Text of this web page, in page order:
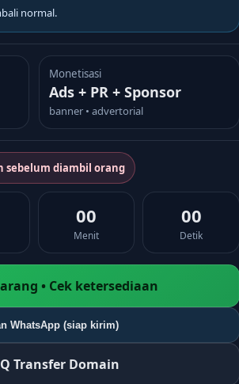
normal.
Monetisasi
Ads + PR + Sponsor
banner • advertorial
sebelum diambil orang
00
Menit
00
Detik
• Cek ketersediaan
WhatsApp (siap kirim)
Transfer Domain